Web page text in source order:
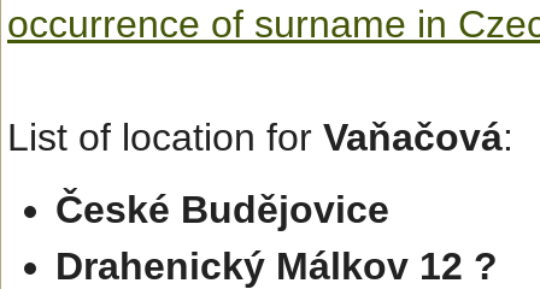
occurrence of surname in
List of location for Vaňačová:
České Budějovice
Drahenický Málkov 12 ?